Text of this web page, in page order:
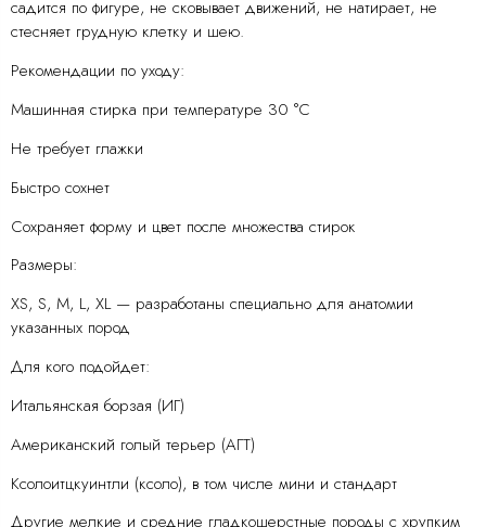
садится по фигуре, не сковывает движений, не натирает, не
стесняет грудную клетку и шею.
Рекомендации по уходу:
Машинная стирка при температуре 30 °C
Не требует глажки
Быстро сохнет
Сохраняет форму и цвет после множества стирок
Размеры:
XS, S, M, L, XL — разработаны специально для анатомии
указанных пород
Для кого подойдет:
Итальянская борзая (ИГ)
Американский голый терьер (АГТ)
Ксолоитцкуинтли (ксоло), в том числе мини и стандарт
Другие мелкие и средние гладкошерстные породы с хрупким